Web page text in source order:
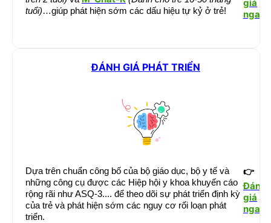
tuổi)…giúp phát hiện sớm các dấu hiệu tự kỷ ở trẻ!
giá
ngay
ĐÁNH GIÁ PHÁT TRIỂN
Dựa trên chuẩn công bố của bộ giáo dục, bộ y tế và
những công cụ được các Hiệp hội y khoa khuyến cáo
rộng rãi như ASQ-3.... để theo dõi sự phát triển định kỳ
của trẻ và phát hiện sớm các nguy cơ rối loạn phát
triển.
👉
Đánh
giá
ngay